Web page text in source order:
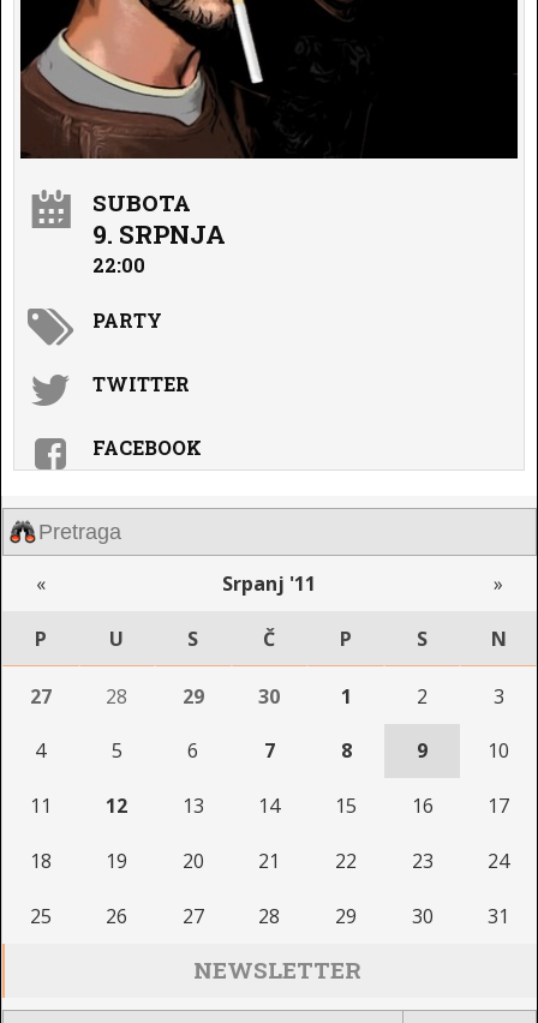
SUBOTA
9. SRPNJA
22:00
PARTY
TWITTER
FACEBOOK
« Srpanj '11 »
P U S Č P S N
27 28 29 30 1 2 3
4 5 6 7 8 9 10
11 12 13 14 15 16 17
18 19 20 21 22 23 24
25 26 27 28 29 30 31
NEWSLETTER